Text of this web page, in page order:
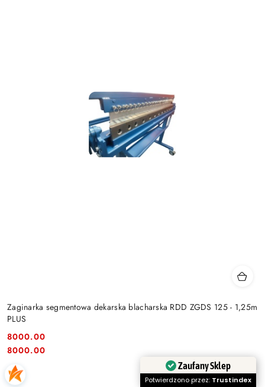
Zaginarka segmentowa dekarska blacharska RDD ZGDS 125 - 1,25m
PLUS
Cena:
8000.00
Cena:
8000.00
Zaufany Sklep
Potwierdzono przez: Trustindex